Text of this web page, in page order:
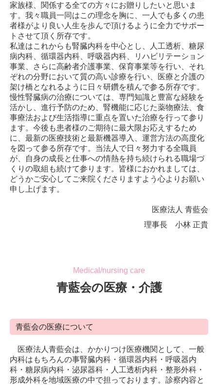
家族様、関係する全ての方々にお贈りしたいと思いま
す。我々職員一同はこの理念を胸に、一人でも多くの患
者様がより良い人生を歩んで頂けるように全力でサポー
トさせて頂く所存です。
私達はこれからも腎臓内科を中心とし、人工透析、糖尿
病内科、循環器内科、呼吸器内科、リハビリテーション
事業、さらに高齢者介護事業、保育事業等を行い、それ
ぞれの分野において質の高い診療を行い、医療と介護の
架け橋となれるように日々研鑽を積んで参る所存です。
慢性腎臓病の治療については、専門知識と豊富な経験を
活かし、進行予防のため、腎機能に応じた薬物療法、食
事療法および生活指導に重点を置いた治療を行って参り
ます。今後も患者様のご期待に最大限お応えするため
に、最新の医療技術と最新機器導入、運営方法の高度化
を図って参る所存です。当法人で日々努力する全職員
が、自身の成長と仕事への情熱を持ち続けられる職場づ
くりの取組も続けて参ります。皆様におかれましては、
どうかご安心してご来院くださりますよう心よりお願い
申し上げます。
医療法人 青藍会
理事長 小林 正貴
Medical/nursing care
青藍会の医療・介護
青藍会の医療について
医療法人青藍会は、かかりつけ医療機関として、一般
内科はもちろんの事腎臓内科・循環器内科・呼吸器内
科・糖尿病内科・泌尿器科・人工透析内科・整形外科・
形成外科を地域医療の中で担っております。診察内容と